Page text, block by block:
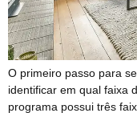
O primeiro passo para
identificar em qual faixa
programa possui três